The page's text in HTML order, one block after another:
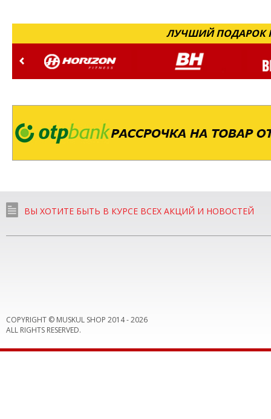
ЛУЧШИЙ ПОДАРОК
ВЫ ХОТИТЕ БЫТЬ В КУРСЕ ВСЕХ АКЦИЙ И НОВОСТЕЙ
COPYRIGHT © MUSKUL SHOP 2014 -2026
ALL RIGHTS RESERVED.